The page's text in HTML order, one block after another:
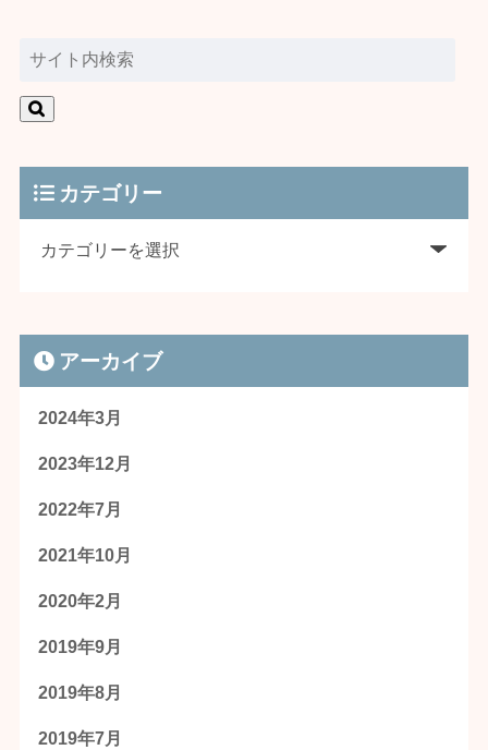
カテゴリー
アーカイブ
2024年3月
2023年12月
2022年7月
2021年10月
2020年2月
2019年9月
2019年8月
2019年7月